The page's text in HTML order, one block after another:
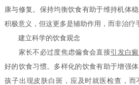
康与修复。保持均衡饮食有助于维持机体
积极意义，但这更多是辅助作用，而非治疗
建立科学的饮食观念
家长不必过度焦虑偏食会直接引发白
好的饮食习惯。多样化的饮食有助于增强
孩子出现皮肤白斑，应及时就医检查，而